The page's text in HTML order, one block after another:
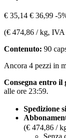
€ 35,14 € 36,99 -
(€ 474,86 / kg, IVA
Contenuto: 90
Ancora 4 pezzi in
Consegna entro il
alle ore 23:59.
Spedizione
(€ 474,86 /
Senza